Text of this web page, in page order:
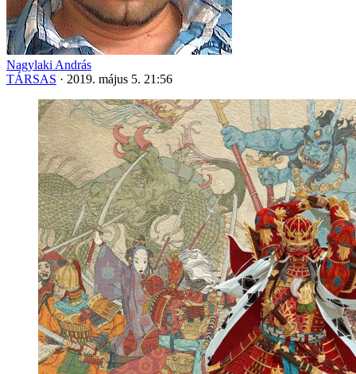
Nagylaki András
TÁRSAS · 2019. május 5. 21:56